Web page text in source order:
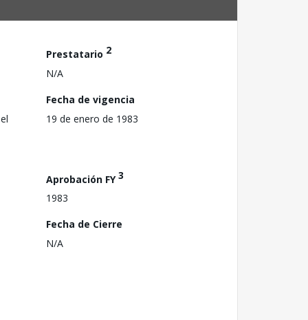
Prestatario 2
N/A
Fecha de vigencia
19 de enero de 1983
Aprobación FY3
1983
Fecha de Cierre
N/A